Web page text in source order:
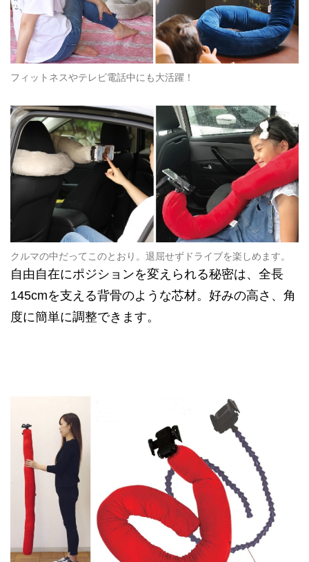
フィットネスやテレビ電話中にも大活躍！
クルマの中だってこのとおり。退屈せずドライブを楽しめます。
自由自在にポジションを変えられる秘密は、全長
145cmを支える背骨のような芯材。好みの高さ、角
度に簡単に調整できます。